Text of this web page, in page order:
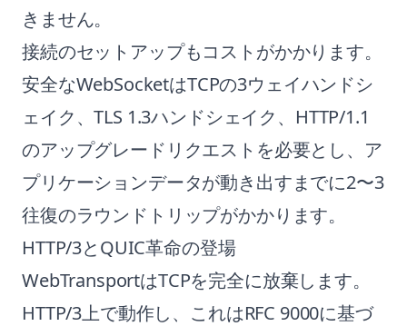
きません。
接続のセットアップもコストがかかります。
安全なWebSocketはTCPの3ウェイハンドシ
ェイク、TLS 1.3ハンドシェイク、HTTP/1.1
のアップグレードリクエストを必要とし、ア
プリケーションデータが動き出すまでに2〜3
往復のラウンドトリップがかかります。
HTTP/3とQUIC革命の登場
WebTransportはTCPを完全に放棄します。
HTTP/3上で動作し、これはRFC 9000に基づ